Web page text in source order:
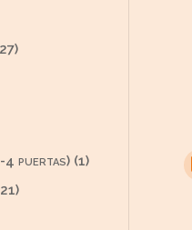
2727
4 puertas) 11
2121